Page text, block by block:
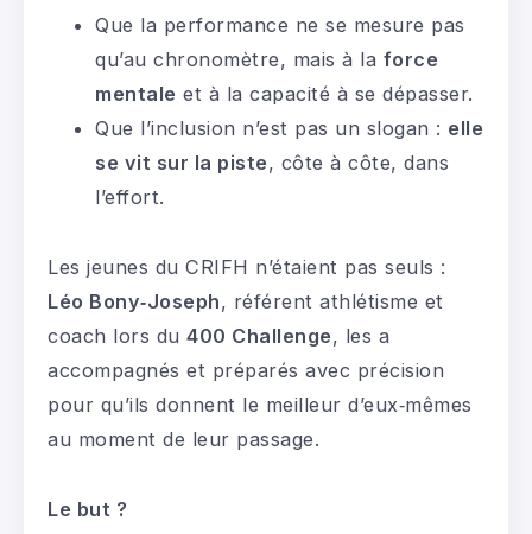
Que la performance ne se mesure pas
qu’au chronomètre, mais à la force
mentale et à la capacité à se dépasser.
Que l’inclusion n’est pas un slogan : elle
se vit sur la piste, côte à côte, dans
l’effort.
Les jeunes du CRIFH n’étaient pas seuls :
Léo Bony‑Joseph, référent athlétisme et
coach lors du 400 Challenge, les a
accompagnés et préparés avec précision
pour qu’ils donnent le meilleur d’eux‑mêmes
au moment de leur passage.
Le but ?